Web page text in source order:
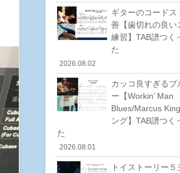
ギターのコードス
善【歯切れの良い
練習】TAB譜つく
た
2026.08.02
カッコ良すぎるブ
ー【Workin’ Man
Blues/Marcus
ング】TAB譜つく
た
2026.08.01
トイストーリー５